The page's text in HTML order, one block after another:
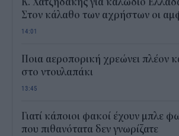
Στον κάλαθο των αχρήστων οι
14:01
Ποια αεροπορική χρεώνει πλέον
στο ντουλαπάκι
13:45
Γιατί κάποιοι φακοί έχουν μπλε
που πιθανότατα δεν γνωρίζατε